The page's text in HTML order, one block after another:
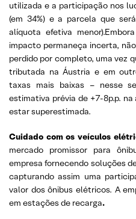
utilizada e a participação nos
(em 34%) e a parcela que
alíquota efetiva
impacto permaneça incerta,
perdido por completo, uma vez
tributada na Áustria e em
taxas mais baixas – nesse
estimativa prévia de +7-8p.p.
estar superestimada.
Cuidado com os veículos
mercado promissor para
empresa fornecendo soluções
capturando assim uma
valor dos ônibus elétricos. A
em estações de recarga.